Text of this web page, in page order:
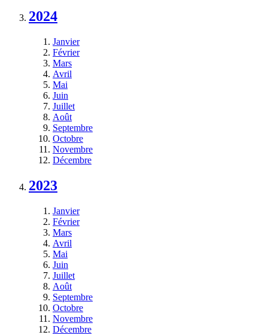
2024
Janvier
Février
Mars
Avril
Mai
Juin
Juillet
Août
Septembre
Octobre
Novembre
Décembre
2023
Janvier
Février
Mars
Avril
Mai
Juin
Juillet
Août
Septembre
Octobre
Novembre
Décembre